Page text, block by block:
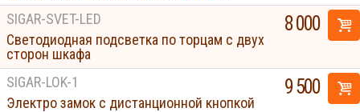
SIGAR-SVET-LED
Светодиодная подсветка по торцам с двух
сторон шкафа
8 000
SIGAR-LOK-1
Электро замок с дистанционной кнопкой
9 500